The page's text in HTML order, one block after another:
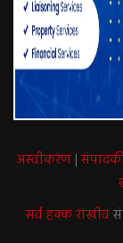
अस्वीकरण|
सर्व हक्क राखीव